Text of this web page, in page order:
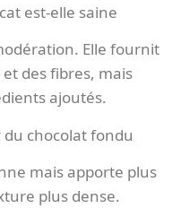
est-elle saine
Elle fournit
des fibres, mais
ajoutés.
du chocolat fondu
mais apporte plus
plus dense.